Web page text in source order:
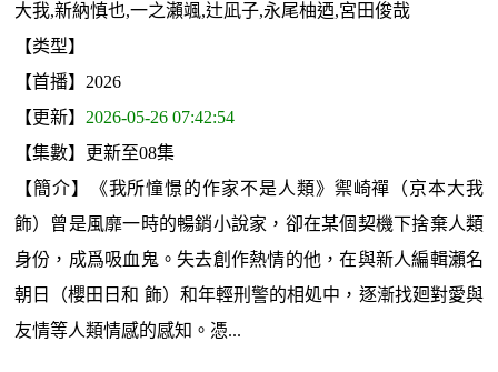
大我,新納慎也,一之瀨颯,辻凪子,永尾柚迺,宮田俊哉
【类型】
【首播】2026
【更新】 2026-05-26 07:42:54
【集數】更新至08集
【簡介】《我所憧憬的作家不是人類》禦崎禪（京本大我
飾）曾是風靡一時的暢銷小說家，卻在某個契機下捨棄人類
身份，成爲吸血鬼。失去創作熱情的他，在與新人編輯瀨名
朝日（櫻田日和 飾）和年輕刑警的相処中，逐漸找廻對愛與
友情等人類情感的感知。憑...